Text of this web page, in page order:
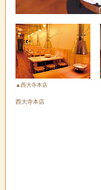
▲西大寺本店
西大寺本店